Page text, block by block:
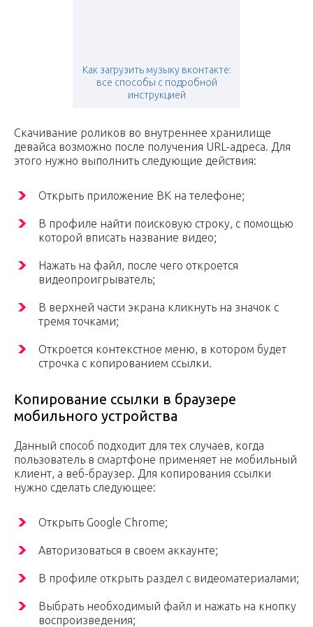
Как загрузить музыку вконтакте:
все способы с подробной
инструкцией
Скачивание роликов во внутреннее хранилище
девайса возможно после получения URL-адреса. Для
этого нужно выполнить следующие действия:
Открыть приложение ВК на телефоне;
В профиле найти поисковую строку, с помощью
которой вписать название видео;
Нажать на файл, после чего откроется
видеопроигрыватель;
В верхней части экрана кликнуть на значок с
тремя точками;
Откроется контекстное меню, в котором будет
строчка с копированием ссылки.
Копирование ссылки в браузере
мобильного устройства
Данный способ подходит для тех случаев, когда
пользователь в смартфоне применяет не мобильный
клиент, а веб-браузер. Для копирования ссылки
нужно сделать следующее:
Открыть Google Chrome;
Авторизоваться в своем аккаунте;
В профиле открыть раздел с видеоматериалами;
Выбрать необходимый файл и нажать на кнопку
воспроизведения;